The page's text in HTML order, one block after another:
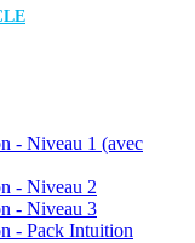
- Niveau 1 (avec
- Niveau 2
- Niveau 3
- Pack Intuition